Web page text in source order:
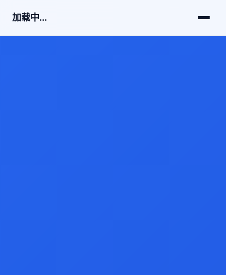
加载中...